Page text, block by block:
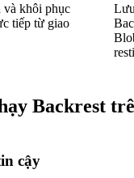
và khôi phục
tiếp từ giao
Backrest
cậy